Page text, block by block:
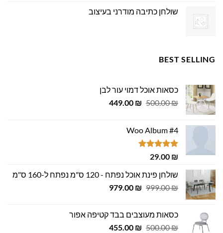
שולחן כתיבה מודרני בעיצוב
BEST SELLING
כסאות אוכל דמוי עור לבן
500.00₪
המחיר
500.00 ₪.
449.00 ₪
המחיר
Woo Album #4
דורג5.00
29.00 ₪
שולחן פינת אוכל נפתח - 120 ס"מ נפתח ל-160 ס"מ
999.00₪
המחיר
999.00 ₪.
979.00 ₪
המחיר
979.00 ₪.
כסאות מעוצבים בבד קטיפה אפור
500.00₪
המחיר
455.00 ₪
המחיר